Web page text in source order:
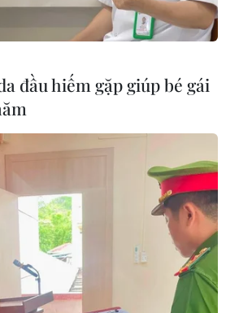
MỤC
quy phạm
phù hợp
tai nạn chết
Quảng Trị
đầu hiếm gặp giúp bé gái